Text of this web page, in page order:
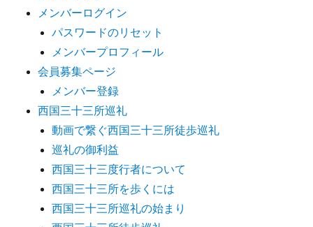
メンバーログイン
パスワードのリセット
メンバープロフィール
会員募集ページ
メンバー登録
西国三十三所巡礼
動画で繋ぐ西国三十三所徒歩巡礼
巡礼の御利益
西国三十三度行者について
西国三十三所を歩くには
西国三十三所巡礼の始まり